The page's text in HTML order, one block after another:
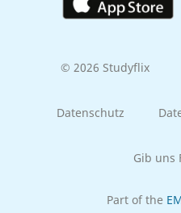
© 2026 Studyflix
Datenschutz
Gib uns
Part of the